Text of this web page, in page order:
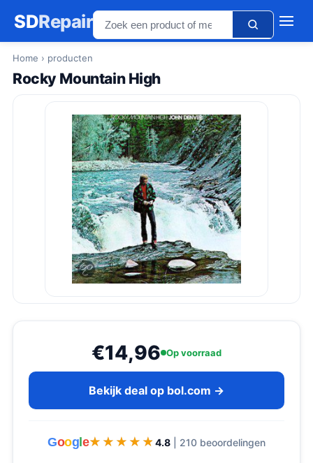
SDRepair
Home › producten
Rocky Mountain High
€14,96 Op voorraad
Bekijk deal op bol.com →
Goog e★★★★★
★★★★★ 4.8 | 210 beoordelingen